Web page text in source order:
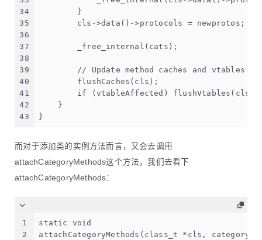
34
35
36
37
38
39
40
41
42
43
        }
        cls->data()->protocols = newprotos;
        _free_internal(cats);
        // Update method caches and vtables
        flushCaches(cls);
        if (vtableAffected) flushVtables(cls);
    }
}
而对于添加类的实例方法而言，又会去调用
attachCategoryMethods这个方法，我们去看下
attachCategoryMethods：
1
2
static void
attachCategoryMethods(class_t *cls,